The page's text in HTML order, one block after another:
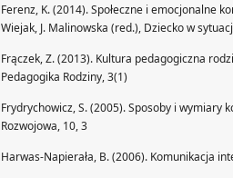
Ferenz, K. (2014). Społeczne i emocjonalne
Wiejak, J. Malinowska (red.), Dziecko w
Frączek, Z. (2013). Kultura pedagogiczna
Pedagogika Rodziny, 3(1)
Frydrychowicz, S. (2005). Sposoby i wymiary
Rozwojowa, 10, 3
Harwas-Napierała, B. (2006). Komunikacja